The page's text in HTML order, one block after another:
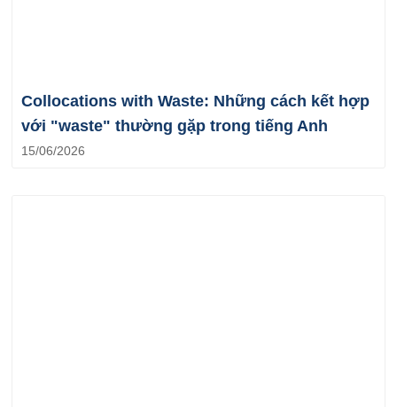
Collocations with Waste: Những cách kết hợp
với "waste" thường gặp trong tiếng Anh
15/06/2026